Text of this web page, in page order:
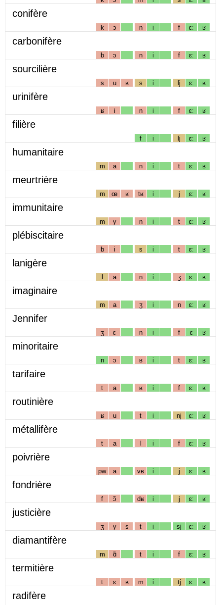
conifère
k ɔ n i f ɛː ʁ
carbonifère
b ɔ n i f ɛː ʁ
sourcilière
s u ʁ s i lj ɛː ʁ
urinifère
ʁ i n i f ɛː ʁ
filière
f i lj ɛː ʁ
humanitaire
m a n i t ɛː ʁ
meurtrière
m œ ʁ tʁ i j ɛː ʁ
immunitaire
m y n i t ɛː ʁ
plébiscitaire
b i s i t ɛː ʁ
lanigère
l a n i ʒ ɛː ʁ
imaginaire
m a ʒ i n ɛː ʁ
Jennifer
ʒ ɛ n i f ɛ ʁ
minoritaire
n ɔ ʁ i t ɛː ʁ
tarifaire
t a ʁ i f ɛː ʁ
routinière
ʁ u t i nj ɛː ʁ
métallifère
t a l i f ɛː ʁ
poivrière
pw a vʁ i j ɛː ʁ
fondrière
f ɔ̃ dʁ i j ɛː ʁ
justicière
ʒ y s t i sj ɛː ʁ
diamantifère
m ɑ̃ t i f ɛː ʁ
termitière
t ɛ ʁ m i tj ɛː ʁ
radifère